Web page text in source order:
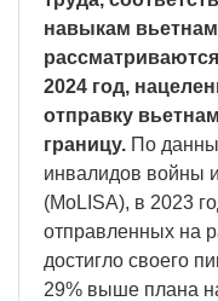
навыкам
2024 год,
отправку
границу. По
инвалидов войны
(MoLISA), в 2023
отправленных на
достигло своего
29% выше плана